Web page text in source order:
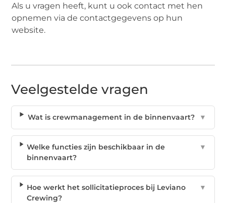
Als u vragen heeft, kunt u ook contact met hen
opnemen via de contactgegevens op hun
website.
Veelgestelde vragen
Wat is crewmanagement in de binnenvaart? ▼
Welke functies zijn beschikbaar in de
binnenvaart?
▼
Hoe werkt het sollicitatieproces bij Leviano
Crewing?
▼